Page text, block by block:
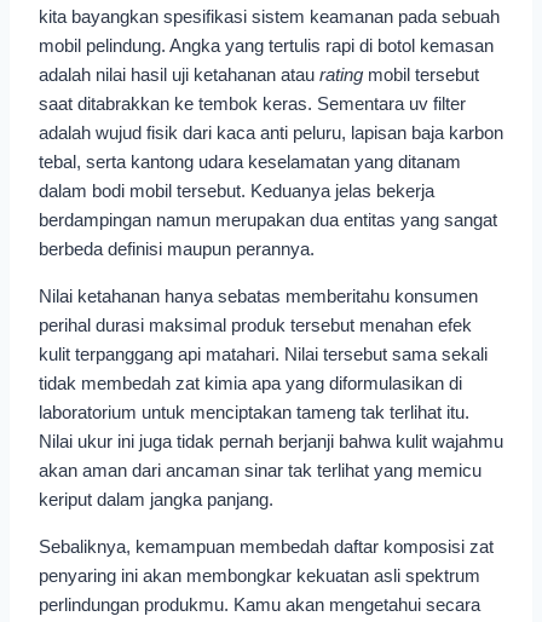
kita bayangkan spesifikasi sistem keamanan pada sebuah
mobil pelindung. Angka yang tertulis rapi di botol kemasan
adalah nilai hasil uji ketahanan atau rating mobil tersebut
saat ditabrakkan ke tembok keras. Sementara uv filter
adalah wujud fisik dari kaca anti peluru, lapisan baja karbon
tebal, serta kantong udara keselamatan yang ditanam
dalam bodi mobil tersebut. Keduanya jelas bekerja
berdampingan namun merupakan dua entitas yang sangat
berbeda definisi maupun perannya.
Nilai ketahanan hanya sebatas memberitahu konsumen
perihal durasi maksimal produk tersebut menahan efek
kulit terpanggang api matahari. Nilai tersebut sama sekali
tidak membedah zat kimia apa yang diformulasikan di
laboratorium untuk menciptakan tameng tak terlihat itu.
Nilai ukur ini juga tidak pernah berjanji bahwa kulit wajahmu
akan aman dari ancaman sinar tak terlihat yang memicu
keriput dalam jangka panjang.
Sebaliknya, kemampuan membedah daftar komposisi zat
penyaring ini akan membongkar kekuatan asli spektrum
perlindungan produkmu. Kamu akan mengetahui secara